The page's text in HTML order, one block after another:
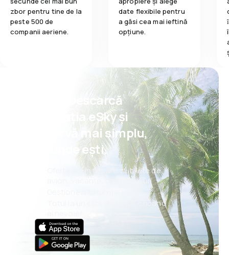
Mâncare
zbor pentru tine de la
peste 500 de
companii aeriene.
date flexibile pentru
a găsi cea mai ieftină
opțiune.
Psst! Descarcă
aplicația eSky și
rezervă mai simplu,
oriunde ești.
Oferte noi în fiecare zi: bilete de
avion, vacanțe, city break-uri
Totul la un click distanță, oricând